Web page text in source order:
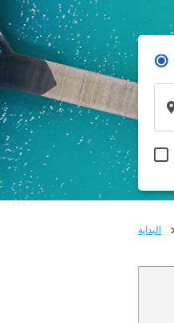
البداية